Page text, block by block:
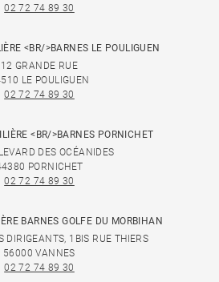
02 72 74 89 30
<BR/>BARNES LE POULIGUEN
12 GRANDE RUE
LE POULIGUEN
02 72 74 89 30
<BR/>BARNES PORNICHET
DES OCÉANIDES
PORNICHET
02 72 74 89 30
BARNES GOLFE DU MORBIHAN
DIRIGEANTS, 1BIS RUE THIERS
56000 VANNES
02 72 74 89 30